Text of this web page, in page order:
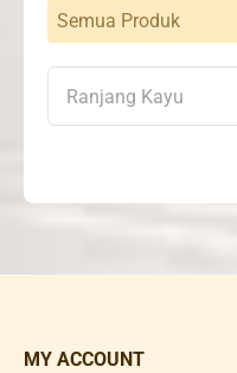
Semua Produk
MY ACCOUNT